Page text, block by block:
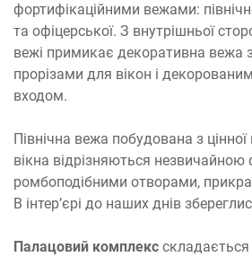
фортифікаційними вежами:
та офіцерської. З внутрішньої
вежі примикає декоративна вежа
прорізами для вікон і
входом.
Північна вежа побудована з цінної
вікна відрізняються
ромбоподібними отворами,
В інтер’єрі до наших днів
Палацовий комплекс